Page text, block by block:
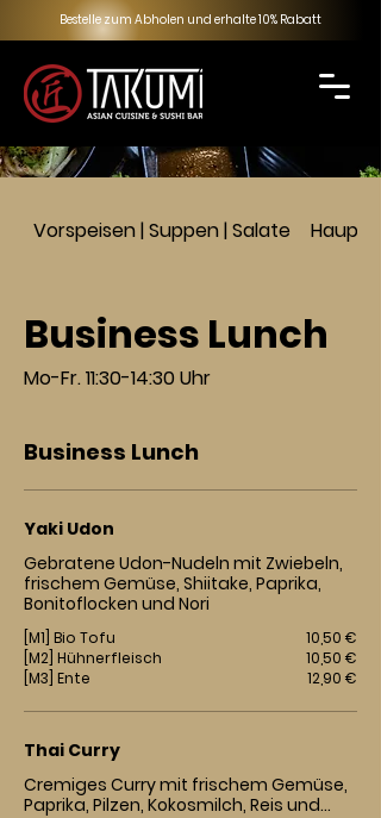
Bestelle zum Abholen und erhalte 10% Rabatt
Vorspeisen | Suppen | Salate
Business Lunch
Mo-Fr. 11:30-14:30 Uhr
Business Lunch
Yaki Udon
Gebratene Udon-Nudeln mit Zwiebeln,
frischem Gemüse, Shiitake, Paprika,
Bonitoflocken und Nori
[M1] Bio Tofu
10,50 €
[M2] Hühnerfleisch
10,50 €
[M3] Ente
12,90 €
Thai Curry
Cremiges Curry mit frischem Gemüse,
Paprika, Pilzen, Kokosmilch, Reis und...